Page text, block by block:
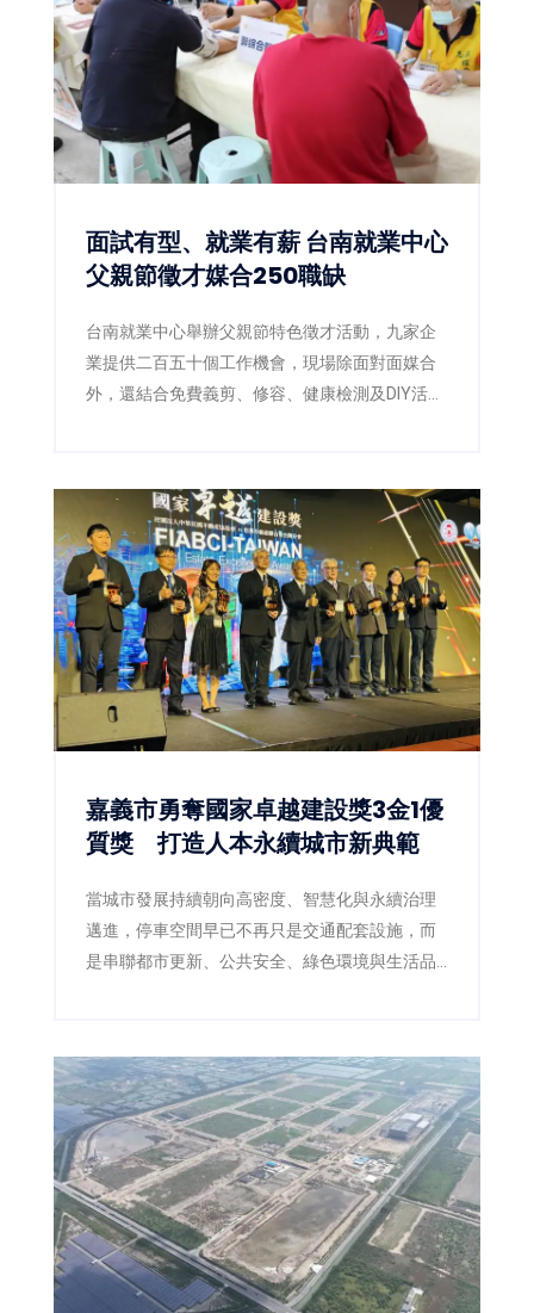
更搶先日本市場推出2026年最新獲獎作品「咖啡
葡萄彎月可頌」，以及人氣商品「幸福生吐
司」，讓台灣消費者率先品嚐日本最新烘焙潮
面試有型、就業有薪 台南就業中心
父親節徵才媒合250職缺
台南就業中心舉辦父親節特色徵才活動，九家企
業提供二百五十個工作機會，現場除面對面媒合
外，還結合免費義剪、修容、健康檢測及DIY活
嘉義市勇奪國家卓越建設獎3金1優
質獎 打造人本永續城市新典範
當城市發展持續朝向高密度、智慧化與永續治理
邁進，停車空間早已不再只是交通配套設施，而
是串聯都市更新、公共安全、綠色環境與生活品
思維，成功打造兼具停車、景觀、防災與人本設
計的公共工程，今年更於「2026國家卓越建設
獎」一舉榮獲3項金質獎、1項優質獎，再次展現
嘉義市推動高品質公共建設的卓越成果，也獲得
專業評審一致肯定。